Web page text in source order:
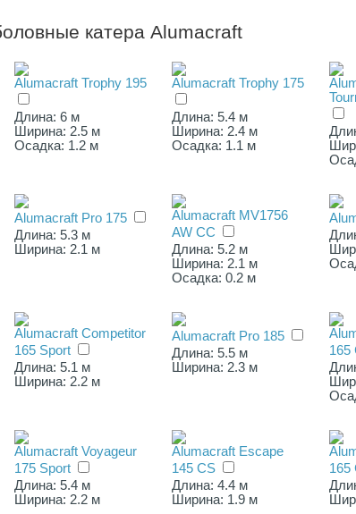
катера Alumacraft
Alumacraft Trophy 195
Длина: 6 м
Ширина: 2.5 м
Осадка: 1.2 м
Alumacraft Trophy 175
Длина: 5.4 м
Ширина: 2.4 м
Осадка: 1.1 м
Alumacraft Pro 175
Длина: 5.3 м
Ширина: 2.1 м
Alumacraft MV1756
AW CC
Длина: 5.2 м
Ширина: 2.1 м
Осадка: 0.2 м
Alumacraft Competitor
165 Sport
Длина: 5.1 м
Ширина: 2.2 м
Alumacraft Pro 185
Длина: 5.5 м
Ширина: 2.3 м
165
Alumacraft Voyageur
175 Sport
Длина: 5.4 м
Ширина: 2.2 м
Alumacraft Escape
145 CS
Длина: 4.4 м
Ширина: 1.9 м
165